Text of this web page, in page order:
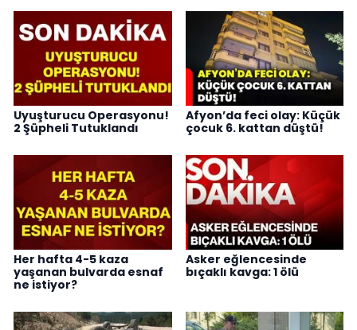
Uyuşturucu Operasyonu!
2 Şüpheli Tutuklandı
Afyon’da feci olay: Küçük
çocuk 6. kattan düştü!
Her hafta 4-5 kaza
yaşanan bulvarda esnaf
ne istiyor?
Asker eğlencesinde
bıçaklı kavga: 1 ölü